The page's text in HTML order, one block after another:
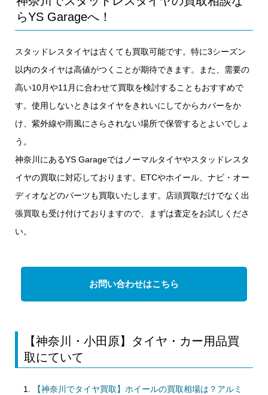
らYS Garageへ！
スタッドレスタイヤは古くても買取可能です。特に3シーズン
以内のタイヤは高値がつくことが期待できます。また、需要の
高い10月や11月に合わせて買取を検討することもおすすめで
す。使用しないときはタイヤをきれいにしてからカバーをか
け、紫外線や雨風にさらされない場所で保管するとよいでしょ
う。
神奈川にあるYS Garageではノーマルタイヤやスタッドレスタ
イヤの買取に対応しております。ETCやホイール、ナビ・オー
ディオなどのパーツも買取いたします。店頭買取だけでなく出
張買取も受け付けておりますので、まずは査定をお試しくださ
い。
お問い合わせはこちら
【神奈川・小田原】タイヤ・カー用品買
取にていて
【神奈川でタイヤ買取】ホイールの買取相場は？アルミ